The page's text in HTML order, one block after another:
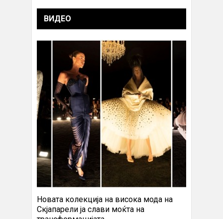
ВИДЕО
Новата колекција на висока мода на
Скјапарели ја слави моќта на